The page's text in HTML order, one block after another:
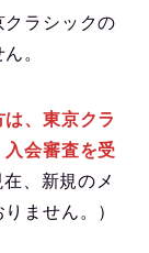
ラシックの
。
、東京クラ
会審査を受
、新規のメ
ません。）